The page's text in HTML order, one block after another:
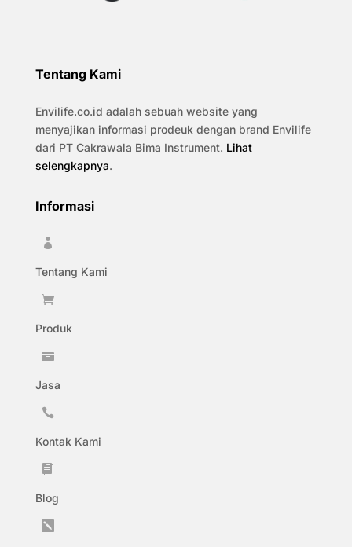
Tentang Kami
Envilife.co.id adalah sebuah website yang
menyajikan informasi prodeuk dengan brand Envilife
dari PT Cakrawala Bima Instrument. Lihat
selengkapnya.
Informasi

Tentang Kami

Produk

Jasa

Kontak Kami

Blog
